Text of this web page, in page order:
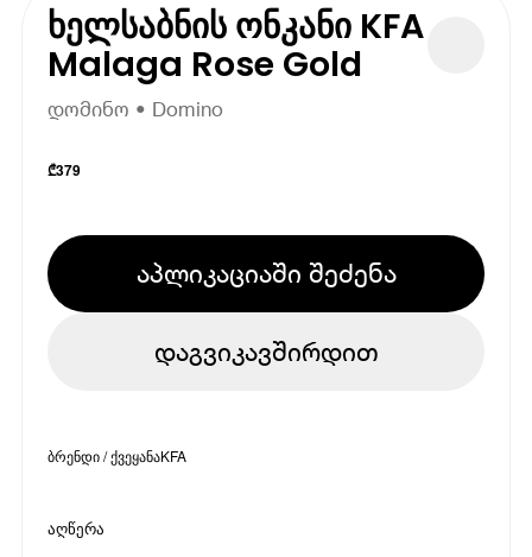
ხელსაბნის ონკანი KFA
Malaga Rose Gold
დომინო • Domino
₾379
აპლიკაციაში შეძენა
დაგვიკავშირდით
ბრენდი / ქვეყანაKFA
აღწერა